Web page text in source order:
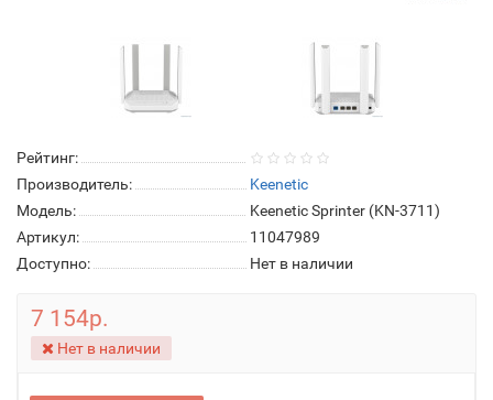
Рейтинг:
Производитель:
Keenetic
Модель:
Keenetic Sprinter (KN-3711)
Артикул:
11047989
Доступно:
Нет в наличии
7 154р.
Нет в наличии